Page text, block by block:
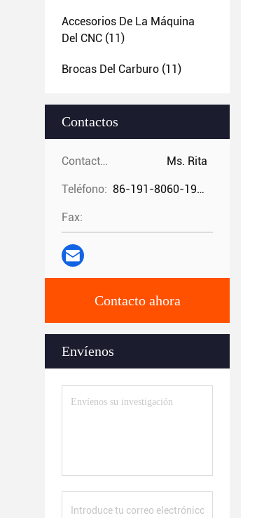
Accesorios De La Máquina
Del CNC (11)
Brocas Del Carburo (11)
Contactos
Contactos: Ms. Rita
Teléfono: 86-191-8060-1981
Fax:
Contacto ahora
Envíenos